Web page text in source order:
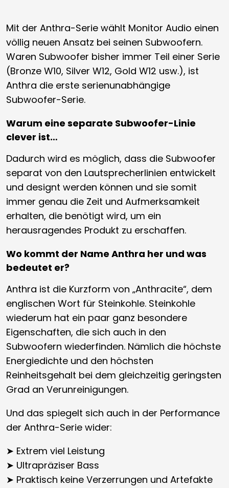
Mit der Anthra-Serie wählt Monitor Audio einen
völlig neuen Ansatz bei seinen Subwoofern.
Waren Subwoofer bisher immer Teil einer Serie
(Bronze W10, Silver W12, Gold W12 usw.), ist
Anthra die erste serienunabhängige
Subwoofer-Serie.
Warum eine separate Subwoofer-Linie
clever ist…
Dadurch wird es möglich, dass die Subwoofer
separat von den Lautsprecherlinien entwickelt
und designt werden können und sie somit
immer genau die Zeit und Aufmerksamkeit
erhalten, die benötigt wird, um ein
herausragendes Produkt zu erschaffen.
Wo kommt der Name Anthra her und was
bedeutet er?
Anthra ist die Kurzform von „Anthracite“, dem
englischen Wort für Steinkohle. Steinkohle
wiederum hat ein paar ganz besondere
Eigenschaften, die sich auch in den
Subwoofern wiederfinden. Nämlich die höchste
Energiedichte und den höchsten
Reinheitsgehalt bei dem gleichzeitig geringsten
Grad an Verunreinigungen.
Und das spiegelt sich auch in der Performance
der Anthra-Serie wider:
➤ Extrem viel Leistung
➤ Ultrapräziser Bass
➤ Praktisch keine Verzerrungen und Artefakte